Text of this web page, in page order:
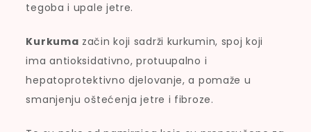
tegoba i upale jetre.
Kurkuma začin koji sadrži kurkumin, spoj koji
ima antioksidativno, protuupalno i
hepatoprotektivno djelovanje, a pomaže u
smanjenju oštećenja jetre i fibroze.